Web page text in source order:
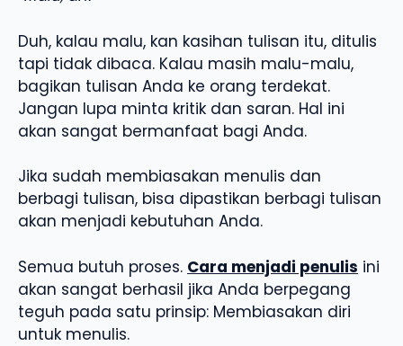
Duh, kalau malu, kan kasihan tulisan itu, ditulis
tapi tidak dibaca. Kalau masih malu-malu,
bagikan tulisan Anda ke orang terdekat.
Jangan lupa minta kritik dan saran. Hal ini
akan sangat bermanfaat bagi Anda.
Jika sudah membiasakan menulis dan
berbagi tulisan, bisa dipastikan berbagi tulisan
akan menjadi kebutuhan Anda.
Semua butuh proses. Cara menjadi penulis ini
akan sangat berhasil jika Anda berpegang
teguh pada satu prinsip: Membiasakan diri
untuk menulis.